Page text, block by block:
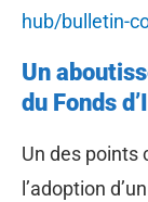
hub/bulletin-
Un
du Fonds
Un des points
l’adoption